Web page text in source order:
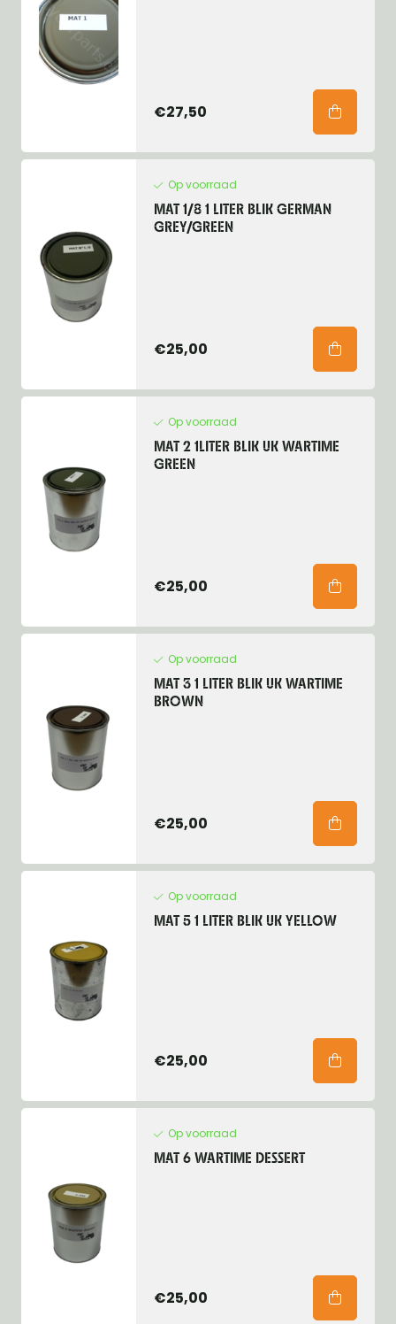
€27,50
Op voorraad
MAT 1/8 1 LITER BLIK GERMAN
GREY/GREEN
€25,00
Op voorraad
MAT 2 1LITER BLIK UK WARTIME
GREEN
€25,00
Op voorraad
MAT 3 1 LITER BLIK UK WARTIME
BROWN
€25,00
Op voorraad
MAT 5 1 LITER BLIK UK YELLOW
€25,00
Op voorraad
MAT 6 WARTIME DESSERT
€25,00